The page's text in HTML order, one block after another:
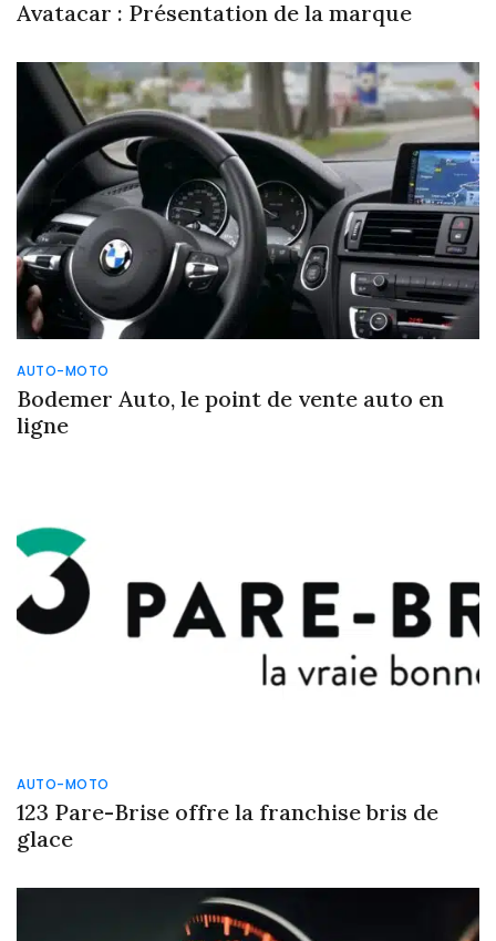
Avatacar : Présentation de la marque
AUTO-MOTO
Bodemer Auto, le point de vente auto en
ligne
AUTO-MOTO
123 Pare-Brise offre la franchise bris de
glace